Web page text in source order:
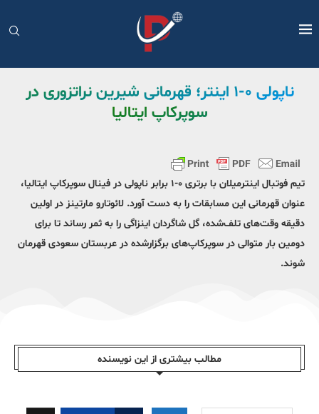
ناپولی ۰-۱ اینتر؛ قهرمانی شیرین نراتزوری در
سوپرکاپ ایتالیا
تیم فوتبال اینترمیلان با برتری ۰-۱ برابر ناپولی در فینال سوپرکاپ ایتالیا،
عنوان قهرمانی این مسابقات را به دست آورد. لائوتارو مارتینز در اولین
دقیقه وقت‌های تلف‌شده، گل شاگردان اینزاگی را به ثمر رساند تا برای
دومین بار متوالی در سوپرکاپ‌های برگزارشده در عربستان سعودی قهرمان
شوند.
مطالب بیشتری از این نویسندە